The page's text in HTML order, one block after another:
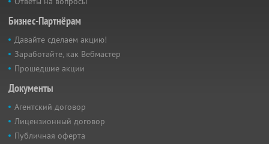
Бизнес-Партнёрам
Давайте сделаем акцию!
Заработайте, как Вебмастер
Прошедшие акции
Документы
Агентский договор
Лицензионный договор
Публичная оферта